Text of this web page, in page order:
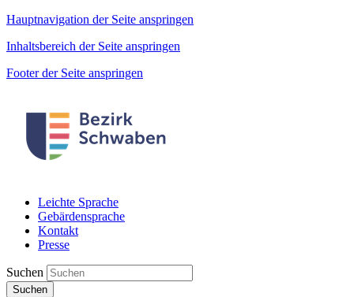
Hauptnavigation der Seite anspringen
Inhaltsbereich der Seite anspringen
Footer der Seite anspringen
Leichte Sprache
Gebärdensprache
Kontakt
Presse
Suchen
Suchen